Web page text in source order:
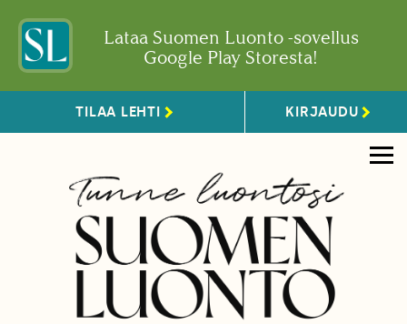
Lataa Suomen Luonto -sovellus
Google Play Storesta!
TILAA LEHTI KIRJAUDU